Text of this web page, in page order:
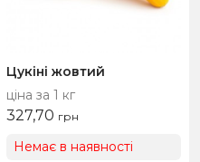
Цукіні жовтий
ціна за 1 кг
327,70 грн
Немає в наявності